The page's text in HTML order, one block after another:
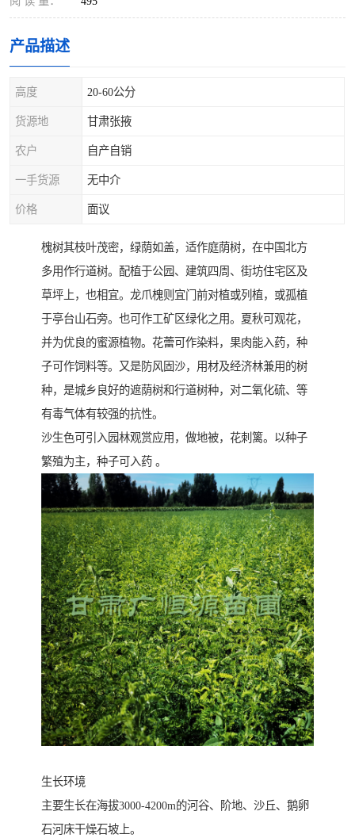
产品描述
高度 20-60公分
货源地 甘肃张掖
农户 自产自销
一手货源 无中介
价格 面议
槐树其枝叶茂密，绿荫如盖，适作庭荫树，在中国北方
多用作行道树。配植于公园、建筑四周、街坊住宅区及
草坪上，也相宜。龙爪槐则宜门前对植或列植，或孤植
于亭台山石旁。也可作工矿区绿化之用。夏秋可观花，
并为优良的蜜源植物。花蕾可作染料，果肉能入药，种
子可作饲料等。又是防风固沙，用材及经济林兼用的树
种，是城乡良好的遮荫树和行道树种，对二氧化硫、等
有毒气体有较强的抗性。
沙生色可引入园林观赏应用，做地被，花刺篱。以种子
繁殖为主，种子可入药 。
生长环境
主要生长在海拔3000-4200m的河谷、阶地、沙丘、鹅卵
石河床干燥石坡上。